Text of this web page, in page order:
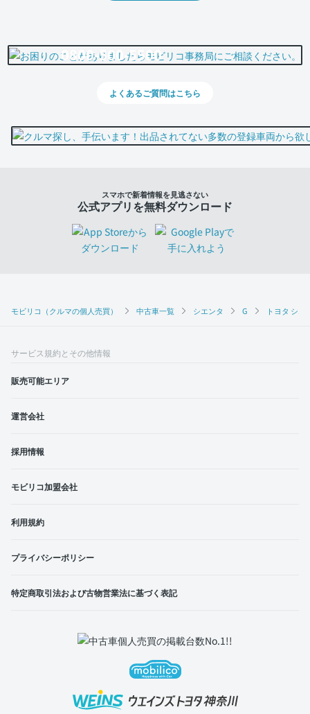
モビリコ（クルマの個人売買） 中古車一覧 シエンタ G トヨタ シ
0800-500-5500
よくあるご質問はこちら
スマホで新着情報を見逃さない
公式アプリを無料ダウンロード
サービス規約とその他情報
販売可能エリア
運営会社
採用情報
モビリコ加盟会社
利用規約
プライバシーポリシー
特定商取引法および古物営業法に基づく表記